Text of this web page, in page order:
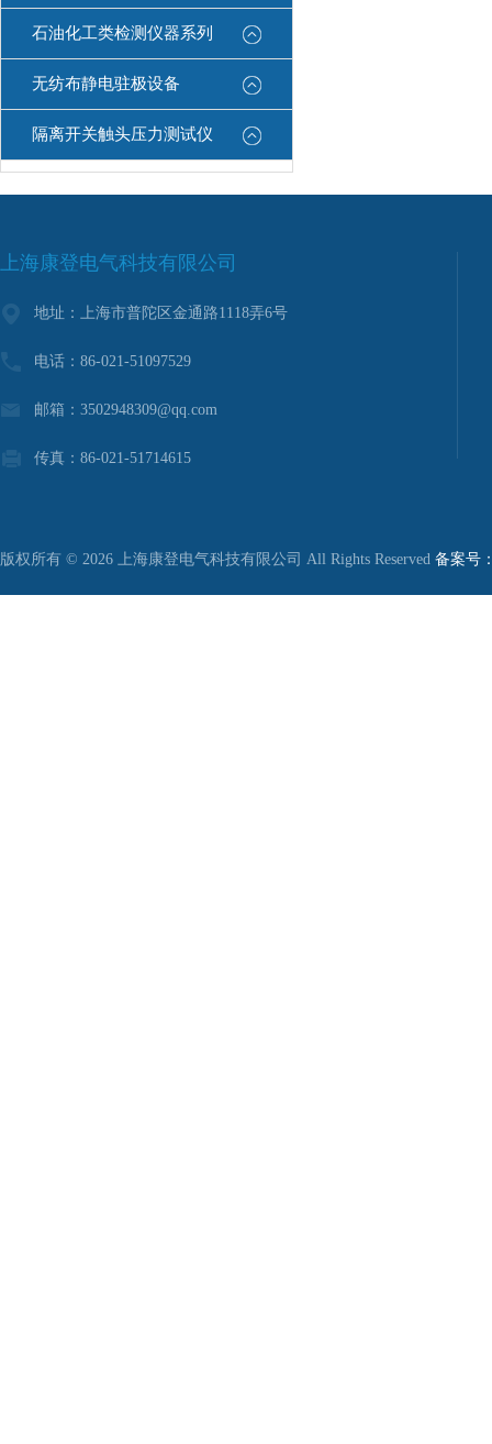
石油化工类检测仪器系列
无纺布静电驻极设备
隔离开关触头压力测试仪
上海康登电气科技有限公司
地址：上海市普陀区金通路1118弄6号
电话：86-021-51097529
邮箱：3502948309@qq.com
传真：86-021-51714615
版权所有 © 2026 上海康登电气科技有限公司 All Rights Reserved 备案号